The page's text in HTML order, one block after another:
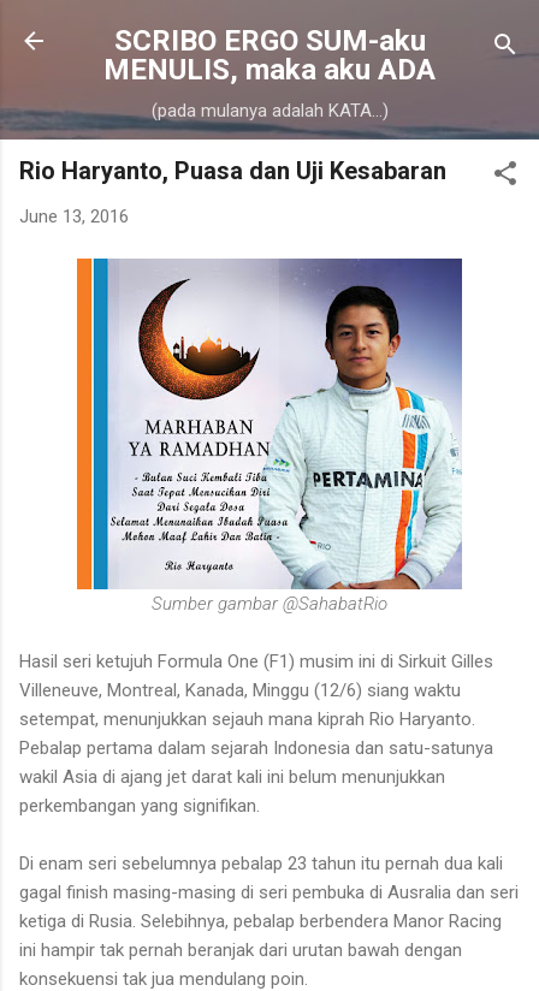
Skip to main content
SCRIBO ERGO SUM-aku
MENULIS, maka aku ADA
(pada mulanya adalah KATA...)
Rio Haryanto, Puasa dan Uji Kesabaran
June 13, 2016
Sumber gambar@SahabatRio
Hasil seri ketujuh Formula One (F1) musim ini di Sirkuit Gilles
Villeneuve, Montreal, Kanada, Minggu (12/6) siang waktu
setempat, menunjukkan sejauh mana kiprah Rio Haryanto.
Pebalap pertama dalam sejarah Indonesia dan satu-satunya
wakil Asia di ajang jet darat kali ini belum menunjukkan
perkembangan yang signifikan.
Di enam seri sebelumnya pebalap 23 tahun itu pernah dua kali
gagal finish masing-masing di seri pembuka di Ausralia dan seri
ketiga di Rusia. Selebihnya, pebalap berbendera Manor Racing
ini hampir tak pernah beranjak dari urutan bawah dengan
konsekuensi tak jua mendulang poin.